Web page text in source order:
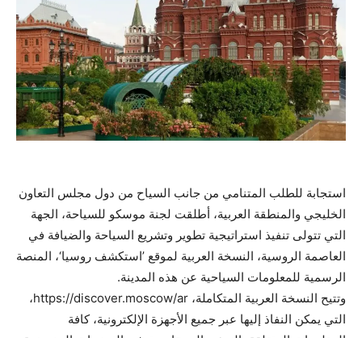
استجابة للطلب المتنامي من جانب السياح من دول مجلس التعاون
الخليجي والمنطقة العربية، أطلقت لجنة موسكو للسياحة، الجهة
التي تتولى تنفيذ استراتيجية تطوير وتشريع السياحة والضيافة في
العاصمة الروسية، النسخة العربية لموقع ’استكشف روسيا‘، المنصة
الرسمية للمعلومات السياحية عن هذه المدينة.
وتتيح النسخة العربية المتكاملة، https://discover.moscow/ar،
التي يمكن النفاذ إليها عبر جميع الأجهزة الإلكترونية، كافة